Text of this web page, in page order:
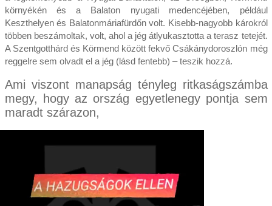
környékén és a Balaton nyugati medencéjében, például
Keszthelyen és Balatonmáriafürdőn volt. Kisebb-nagyobb károkról
többen beszámoltak, volt, ahol a jég átlyukasztotta a terasz tetejét.
A Szentgotthárd és Körmend között fekvő Csákánydoroszlón még
reggelre sem olvadt el a jég (lásd fentebb) – teszik hozzá.
Ami viszont manapság tényleg ritkaságszámba
megy, hogy az ország egyetlenegy pontja sem
maradt szárazon,